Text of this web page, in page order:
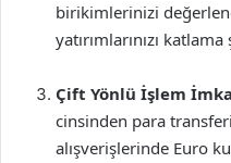
birikimlerinizi
yatırımlarınızı katlama
Çift Yönlü İşlem
cinsinden para
alışverişlerinde Euro